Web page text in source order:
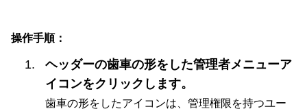
操作手順：
ヘッダーの歯車の形をした管理者メニューア
イコンをクリックします。
歯車の形をしたアイコンは、管理権限を持つユー